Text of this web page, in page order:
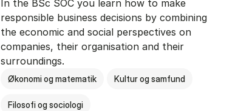
In the BSc SOC you learn how to make
responsible business decisions by combining
the economic and social perspectives on
companies, their organisation and their
surroundings.
Økonomi og matematik Kultur og samfund
Filosofi og sociologi